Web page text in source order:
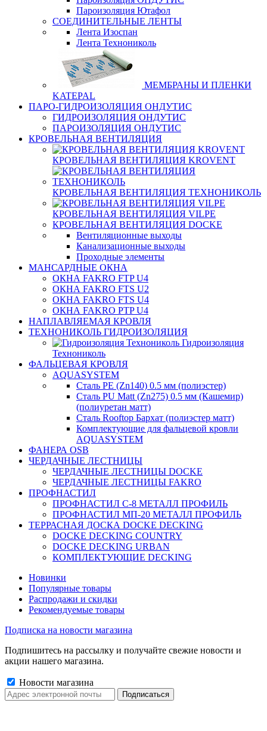
Пароизоляция Ютафол
СОЕДИНИТЕЛЬНЫЕ ЛЕНТЫ
Лента Изоспан
Лента Технониколь
МЕМБРАНЫ И ПЛЕНКИ
KATEPAL
ПАРО-ГИДРОИЗОЛЯЦИЯ ОНДУТИС
ГИДРОИЗОЛЯЦИЯ ОНДУТИС
ПАРОИЗОЛЯЦИЯ ОНДУТИС
КРОВЕЛЬНАЯ ВЕНТИЛЯЦИЯ
КРОВЕЛЬНАЯ ВЕНТИЛЯЦИЯ KROVENT
КРОВЕЛЬНАЯ ВЕНТИЛЯЦИЯ ТЕХНОНИКОЛЬ
КРОВЕЛЬНАЯ ВЕНТИЛЯЦИЯ VILPE
КРОВЕЛЬНАЯ ВЕНТИЛЯЦИЯ DOCKE
Вентиляционные выходы
Канализационные выходы
Проходные элементы
МАНСАРДНЫЕ ОКНА
ОКНА FAKRO FTP U4
ОКНА FAKRO FTS U2
ОКНА FAKRO FTS U4
ОКНА FAKRO PTP U4
НАПЛАВЛЯЕМАЯ КРОВЛЯ
ТЕХНОНИКОЛЬ ГИДРОИЗОЛЯЦИЯ
Гидроизоляция
Технониколь
ФАЛЬЦЕВАЯ КРОВЛЯ
AQUASYSTEM
Сталь PE (Zn140) 0.5 мм (полиэстер)
Сталь PU Matt (Zn275) 0.5 мм (Кашемир)
(полиуретан матт)
Сталь Rooftop Бархат (полиэстер матт)
Комплектующие для фальцевой кровли
AQUASYSTEM
ФАНЕРА OSB
ЧЕРДАЧНЫЕ ЛЕСТНИЦЫ
ЧЕРДАЧНЫЕ ЛЕСТНИЦЫ DOCKE
ЧЕРДАЧНЫЕ ЛЕСТНИЦЫ FAKRO
ПРОФНАСТИЛ
ПРОФНАСТИЛ C-8 МЕТАЛЛ ПРОФИЛЬ
ПРОФНАСТИЛ МП-20 МЕТАЛЛ ПРОФИЛЬ
ТЕРРАСНАЯ ДОСКА DOCKE DECKING
DOCKE DECKING COUNTRY
DOCKE DECKING URBAN
КОМПЛЕКТУЮЩИЕ DECKING
Новинки
Популярные товары
Распродажи и скидки
Рекомендуемые товары
Подписка на новости магазина
Подпишитесь на рассылку и получайте свежие новости и
акции нашего магазина.
Новости магазина